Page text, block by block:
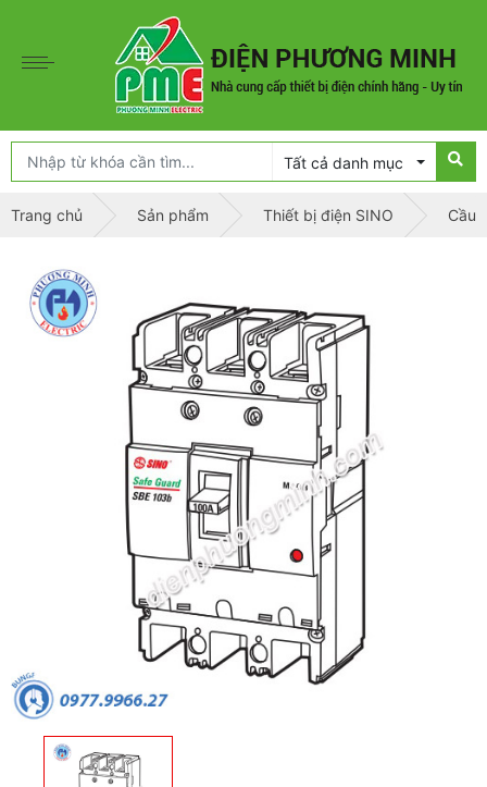
Tất cả danh mục
Trang chủ Sản phẩm Thiết bị điện SINO Cầu